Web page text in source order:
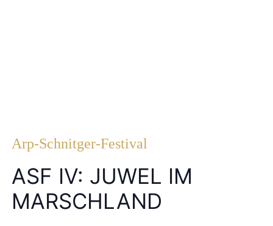
Arp-Schnitger-Festival
ASF IV: JUWEL IM
MARSCHLAND